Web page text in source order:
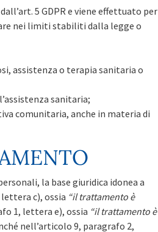
5 GDPR e viene effettuato per
nei limiti stabiliti dalla legge o
assistenza o terapia sanitaria o
sanitaria;
comunitaria, anche in materia di
la base giuridica idonea a
c), ossia “il trattamento è
1, lettera e), ossia “il trattamento è
nell’articolo 9, paragrafo 2,